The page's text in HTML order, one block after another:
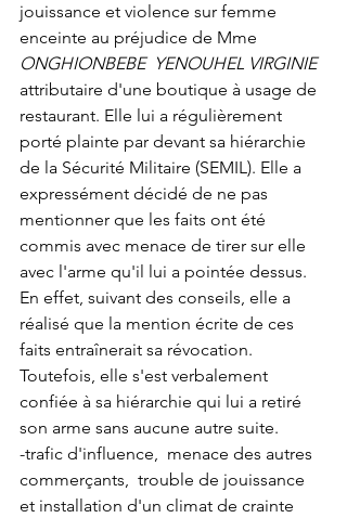
jouissance et violence sur femme
enceinte au préjudice de Mme
ONGHIONBEBE YENOUHEL VIRGINIE
attributaire d'une boutique à usage de
restaurant. Elle lui a régulièrement
porté plainte par devant sa hiérarchie
de la Sécurité Militaire (SEMIL). Elle a
expressément décidé de ne pas
mentionner que les faits ont été
commis avec menace de tirer sur elle
avec l'arme qu'il lui a pointée dessus.
En effet, suivant des conseils, elle a
réalisé que la mention écrite de ces
faits entraînerait sa révocation.
Toutefois, elle s'est verbalement
confiée à sa hiérarchie qui lui a retiré
son arme sans aucune autre suite.
-trafic d'influence,  menace des autres
commerçants,  trouble de jouissance
et installation d'un climat de crainte